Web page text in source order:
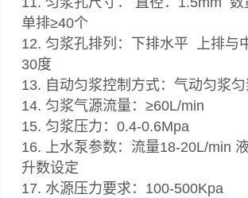
单排≥40个
12. 匀浆孔排列：下排水平 上排与
30度
13. 自动匀浆控制方式：气动匀浆
14. 匀浆气源流量：≥60L/min
15. 匀浆压力：0.4-0.6Mpa
16. 上水泵参数：流量18-20L/min
升数设定
17. 水源压力要求：100-500Kpa